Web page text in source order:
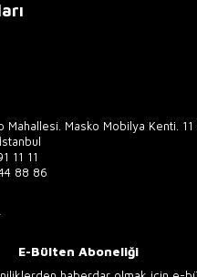
Mahallesi. Masko Mobilya Kenti.
11 11
88 86
E-Bülten Aboneliği